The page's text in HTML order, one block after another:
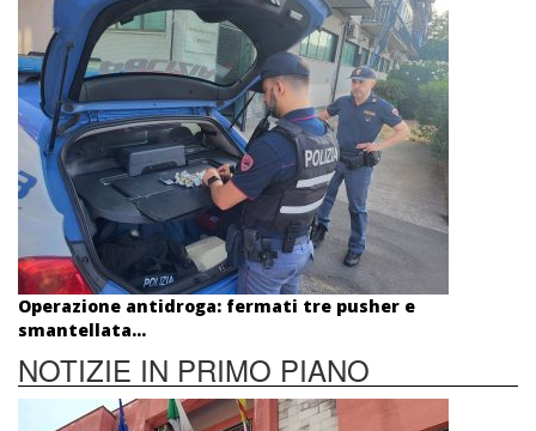
Operazione antidroga: fermati tre pusher e
smantellata...
NOTIZIE IN PRIMO PIANO